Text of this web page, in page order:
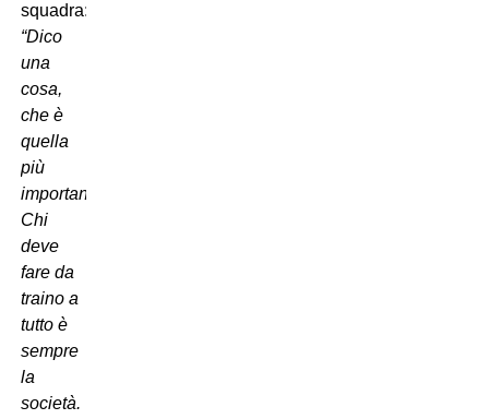
squadra:
“Dico
una
cosa,
che è
quella
più
importante.
Chi
deve
fare da
traino a
tutto è
sempre
la
società.